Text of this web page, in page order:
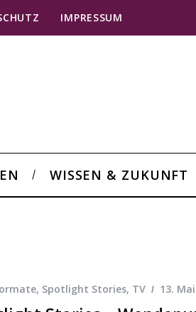
IMPRESSUM
WISSEN & ZUKUNFT
, Spotlight Stories, TV 13.